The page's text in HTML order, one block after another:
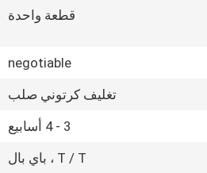
قطعة واحدة
negotiable
تغليف كرتوني صلب
3 - 4 أسابيع
T / T ، باي بال